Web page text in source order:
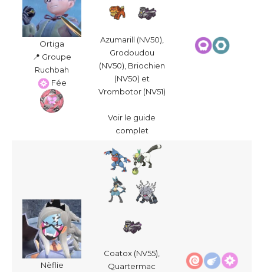
Ortiga
📍 Groupe
Ruchbah
Fée
Azumarill (NV50),
Grodoudou
(NV50), Briochien
(NV50) et
Vrombotor (NV51)
Voir le guide
complet
Nèflie
Coatox (NV55),
Quartermac